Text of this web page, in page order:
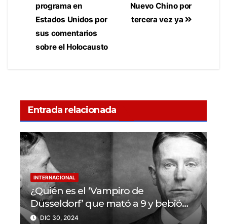
Nuevo Chino por
tercera vez ya
programa en
Estados Unidos por
sus comentarios
sobre el Holocausto
Entrada relacionada
INTERNACIONAL
¿Quién es el ‘Vampiro de
Düsseldorf’ que mató a 9 y bebió
sangre de sus víctimas?
DIC 30, 2024